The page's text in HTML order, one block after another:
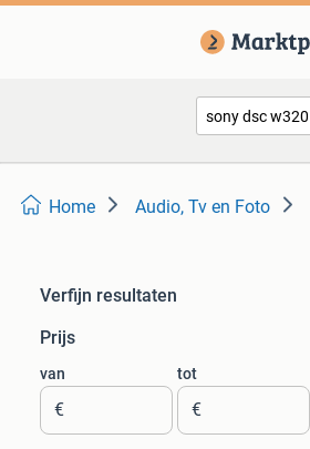
Home Audio, Tv en Foto
Verfijn resultaten
Prijs
van
€
tot
€